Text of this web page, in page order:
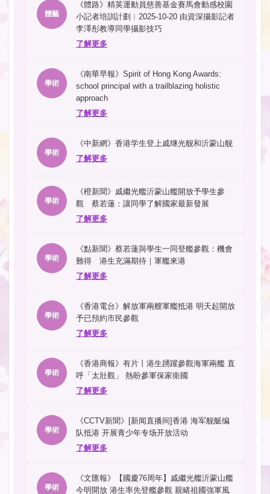
體藝
《體路》精英運動員慈善基金賽馬會動感校園
小記者培訓計劃︱2025-10-20 由資深攝影記者
李澤彤教導同學攝影技巧
了解更多
學術
《南華早報》Spirit of Hong Kong Awards:
school principal with a trailblazing holistic
approach
了解更多
學術
《中新網》香港学生登上戚继光舰和沂蒙山舰
了解更多
學術
《橙新聞》戚繼光艦沂蒙山艦開放予學生參
觀 蔡若蓮：讓同學了解國家最新發展
了解更多
學術
《點新聞》蔡若蓮與學生一同登艦參觀：機會
難得 港生充滿期待｜軍艦來港
了解更多
學術
《香港電台》解放軍兩艘軍艦抵港 明天起開放
予已預約市民參觀
了解更多
學術
《香港商報》有片丨港生踴躍參觀海軍兩艦 直
呼「太壯觀」 熱盼參軍保家衛國
了解更多
學術
《CCTV新聞》[新闻直播间]香港 海军舰艇编
队抵港 开展青少年专场开放活动
了解更多
學術
《文匯報》【國慶76周年】戚繼光艦沂蒙山艦
今明開放 港生率先登艦參觀 親睹祖國強軍風